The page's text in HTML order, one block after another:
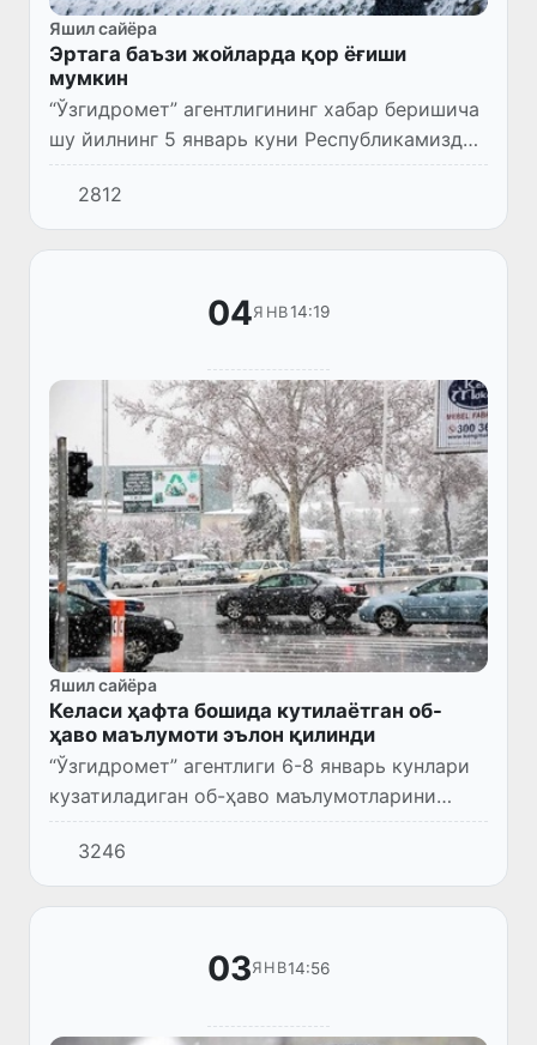
Яшил сайёра
Эртага баъзи жойларда қор ёғиши
мумкин
“Ўзгидромет” агентлигининг хабар беришича
шу йилнинг 5 январь куни Республикамизда
ҳаво бироз булутли бўлади, кечаси ва
эрталаб баъзи жойларда бироз қор ёғиши
мумкин.
2812
04ЯНВ14:19
Яшил сайёра
Келаси ҳафта бошида кутилаётган об-
ҳаво маълумоти эълон қилинди
“Ўзгидромет” агентлиги 6-8 январь кунлари
кузатиладиган об-ҳаво маълумотларини
эълон қилди.
3246
03ЯНВ14:56